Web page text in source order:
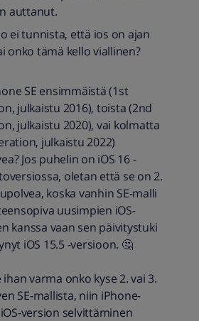
auttanut.
ei tunnista, että ios on ajan
onko tämä kello viallinen?
SE ensimmäistä (1st
julkaistu 2016), toista (2nd
julkaistu 2020), vai kolmatta
julkaistu 2022)
Jos puhelin on iOS 16 -
oletan että se on 2.
koska vanhin SE-malli
uusimpien iOS-
kanssa vaan sen päivitystuki
iOS 15.5 -versioon. 🤔
ihan varma onko kyse 2. vai 3.
SE-mallista, niin iPhone-
version selvittäminen